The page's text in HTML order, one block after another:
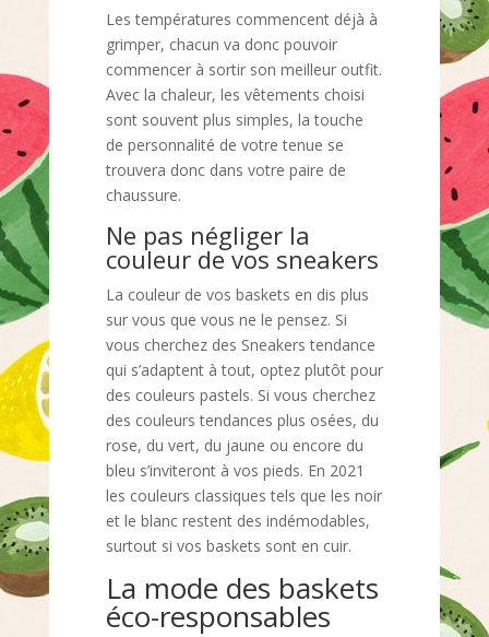
Les températures commencent déjà à
grimper, chacun va donc pouvoir
commencer à sortir son meilleur outfit.
Avec la chaleur, les vêtements choisi
sont souvent plus simples, la touche
de personnalité de votre tenue se
trouvera donc dans votre paire de
chaussure.
Ne pas négliger la
couleur de vos sneakers
La couleur de vos baskets en dis plus
sur vous que vous ne le pensez. Si
vous cherchez des Sneakers tendance
qui s’adaptent à tout, optez plutôt pour
des couleurs pastels. Si vous cherchez
des couleurs tendances plus osées, du
rose, du vert, du jaune ou encore du
bleu s’inviteront à vos pieds. En 2021
les couleurs classiques tels que les noir
et le blanc restent des indémodables,
surtout si vos baskets sont en cuir.
La mode des baskets
éco-responsables